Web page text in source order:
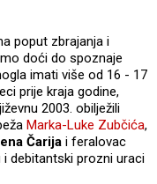
poput zbrajanja i
doći do spoznaje
imati više od 16 - 17
prije kraja godine,
2003. obilježili
Marka-Luke Zubčića,
Čarija i feralovac
debitantski prozni uraci